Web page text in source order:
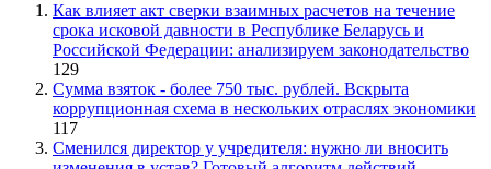
Как влияет акт сверки взаимных расчетов на течение
срока исковой давности в Республике Беларусь и
Российской Федерации: анализируем законодательство
129
Сумма взяток - более 750 тыс. рублей. Вскрыта
коррупционная схема в нескольких отраслях экономики
117
Сменился директор у учредителя: нужно ли вносить